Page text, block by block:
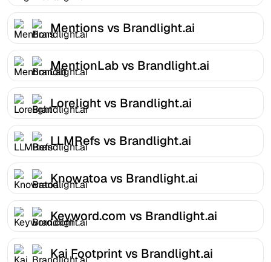
Mentions vs Brandlight.ai
MentionLab vs Brandlight.ai
Lorelight vs Brandlight.ai
LLMRefs vs Brandlight.ai
Knowatoa vs Brandlight.ai
Keyword.com vs Brandlight.ai
Kai Footprint vs Brandlight.ai